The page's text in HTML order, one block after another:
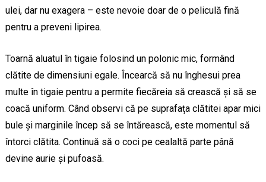
ulei, dar nu exagera – este nevoie doar de o peliculă fină
pentru a preveni lipirea.
Toarnă aluatul în tigaie folosind un polonic mic, formând
clătite de dimensiuni egale. Încearcă să nu înghesui prea
multe în tigaie pentru a permite fiecăreia să crească și să se
coacă uniform. Când observi că pe suprafața clătitei apar mici
bule și marginile încep să se întărească, este momentul să
întorci clătita. Continuă să o coci pe cealaltă parte până
devine aurie și pufoasă.